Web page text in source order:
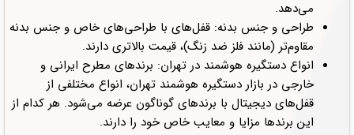
می‌دهد.
طراحی و جنس بدنه: قفل‌های با طراحی‌های خاص و جنس بدنه
مقاوم‌تر (مانند فلز ضد زنگ)، قیمت بالاتری دارند.
انواع دستگیره هوشمند در تهران: برندهای مطرح ایرانی و
خارجی در بازار دستگیره هوشمند تهران، انواع مختلفی از
قفل‌های دیجیتال با برندهای گوناگون عرضه می‌شود. هر کدام از
این برندها مزایا و معایب خاص خود را دارند.